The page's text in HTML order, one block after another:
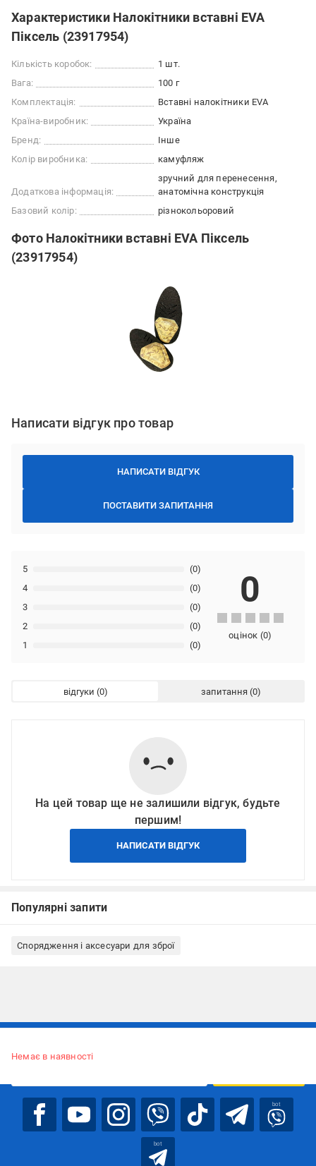
Характеристики Налокітники вставні EVA
Піксель (23917954)
Кількість коробок:
1 шт.
Вага:
100 г
Комплектація:
Вставні налокітники EVA
Країна-виробник:
Україна
Бренд:
Інше
Колір виробника:
камуфляж
Додаткова інформація:
зручний для перенесення
анатомічна конструкція
Базовий колір:
різнокольоровий
Фото Налокітники вставні EVA Піксель
(23917954)
Написати відгук про товар
НАПИСАТИ ВІДГУК
ПОСТАВИТИ ЗАПИТАННЯ
1 (0)
2 (0)
3 (0)
4 (0)
5 (0)
0
оцінок (0)
відгуки запитання
На цей товар ще не залишили відгук, будьте
першим!
НАПИСАТИ ВІДГУК
Популярні запити
Спорядження і аксесуари для зброї
Немає в наявності
bot
bot